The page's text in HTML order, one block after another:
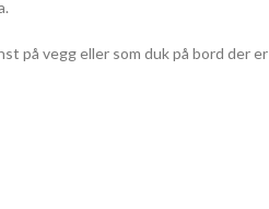
på vegg eller som duk på bord der er